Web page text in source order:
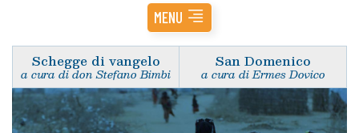
MENU
Schegge di vangelo
a cura di don Stefano Bimbi
San Domenico
a cura di Ermes Dovico